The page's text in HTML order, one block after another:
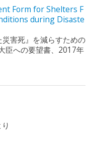
Form for Shelters F
during Disaste
害死』を減らすための
臣への要望書、2017年